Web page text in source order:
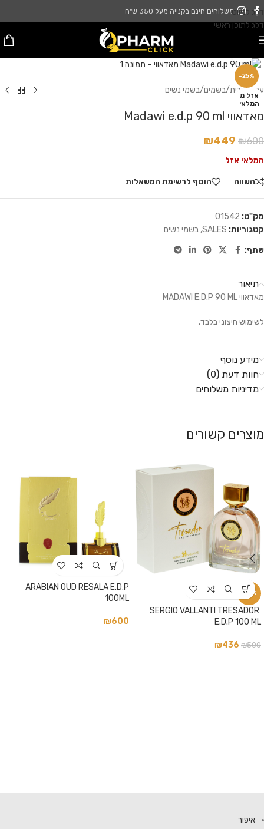
דלג לניווט
דלג לתוכן ראשי
משלוחים חינם בקנייה מעל 350 ש"ח
-25%
אזל מ
המלאי
עמוד הבית/בשמים/בשמי נשים
מאדאווי Madawi e.d.p 90 ml
₪600
₪449
המלאי אזל
השווה הוסף לרשימת המשאלות
מק"ט: 01542
קטגוריות: SALES
, בשמי נשים
שתף:
תיאור
מאדאווי MADAWI E.D.P 90 ML
לשימוש חיצוני בלבד.
מידע נוסף
חוות דעת (0)
מדיניות משלוחים
מוצרים קשורים
-13%
SERGIO VALLANTI TRESADOR
E.D.P 100 ML
₪500
₪436
ARABIAN OUD RESALA E.D.P
100ML
₪600
איפור